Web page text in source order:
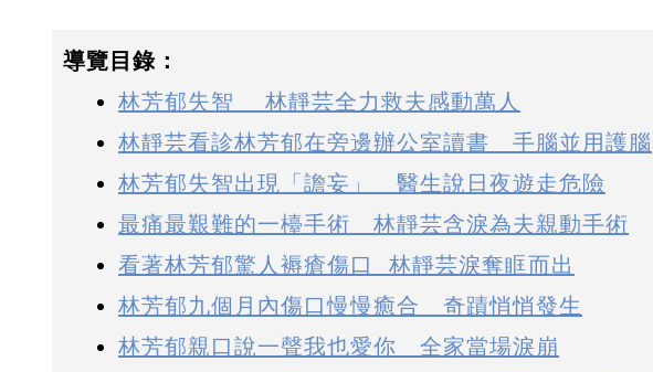
導覽目錄：
林芳郁失智 林靜芸全力救夫感動萬人
林靜芸看診林芳郁在旁邊辦公室讀書 手腦並用護腦
林芳郁失智出現「譫妄」 醫生說日夜遊走危險
最痛最艱難的一檯手術 林靜芸含淚為夫親動手術
看著林芳郁驚人褥瘡傷口 林靜芸淚奪眶而出
林芳郁九個月內傷口慢慢癒合 奇蹟悄悄發生
林芳郁親口說一聲我也愛你 全家當場淚崩